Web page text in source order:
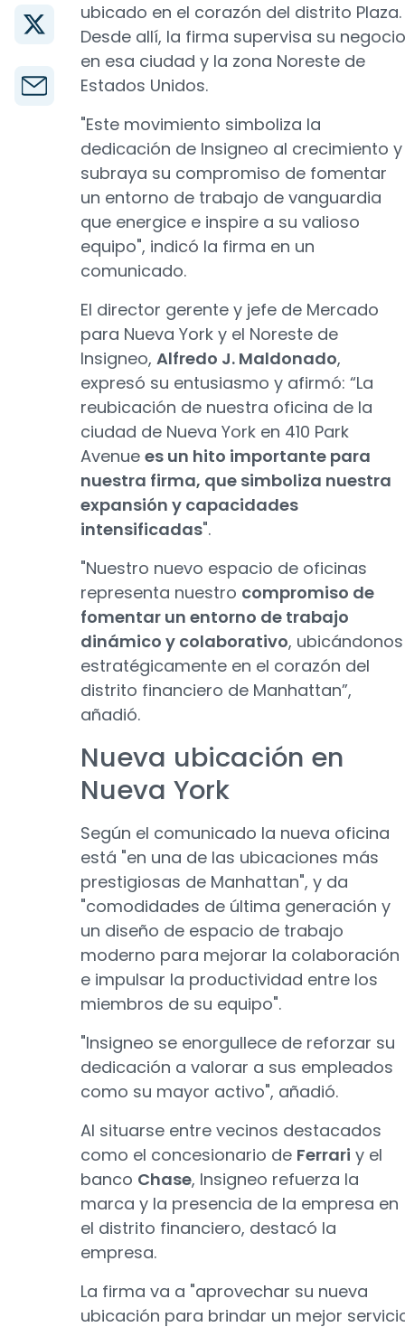
ubicado en el corazón del distrito Plaza.
Desde allí, la firma supervisa su negocio
en esa ciudad y la zona Noreste de
Estados Unidos.
"Este movimiento simboliza la
dedicación de Insigneo al crecimiento y
subraya su compromiso de fomentar
un entorno de trabajo de vanguardia
que energice e inspire a su valioso
equipo", indicó la firma en un
comunicado.
El director gerente y jefe de Mercado
para Nueva York y el Noreste de
Insigneo, Alfredo J. Maldonado,
expresó su entusiasmo y afirmó: “La
reubicación de nuestra oficina de la
ciudad de Nueva York en 410 Park
Avenue es un hito importante para
nuestra firma, que simboliza nuestra
expansión y capacidades
intensificadas".
"Nuestro nuevo espacio de oficinas
representa nuestro compromiso de
fomentar un entorno de trabajo
dinámico y colaborativo, ubicándonos
estratégicamente en el corazón del
distrito financiero de Manhattan”,
añadió.
Nueva ubicación en
Nueva York
Según el comunicado la nueva oficina
está "en una de las ubicaciones más
prestigiosas de Manhattan", y da
"comodidades de última generación y
un diseño de espacio de trabajo
moderno para mejorar la colaboración
e impulsar la productividad entre los
miembros de su equipo".
"Insigneo se enorgullece de reforzar su
dedicación a valorar a sus empleados
como su mayor activo", añadió.
Al situarse entre vecinos destacados
como el concesionario de Ferrari y el
banco Chase, Insigneo refuerza la
marca y la presencia de la empresa en
el distrito financiero, destacó la
empresa.
La firma va a "aprovechar su nueva
ubicación para brindar un mejor